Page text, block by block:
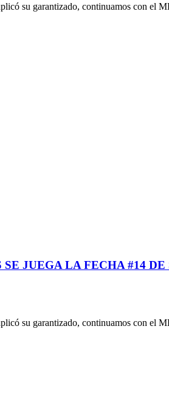
su garantizado, continuamos con el
JUEGA LA FECHA #14
su garantizado, continuamos con el